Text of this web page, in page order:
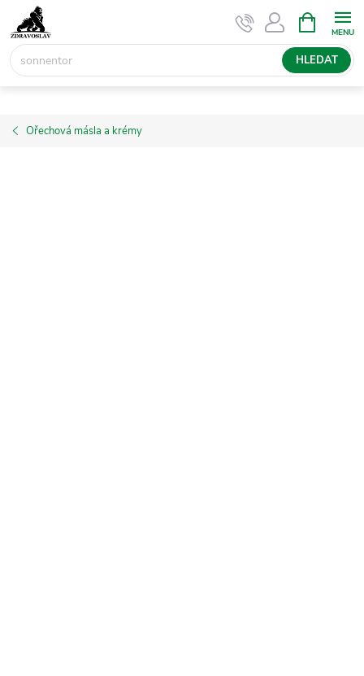
na
obsah
HLEDAT
NÁKUPNÍ
KOŠÍK
Ořechová másla a krémy